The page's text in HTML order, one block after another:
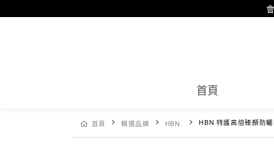
首頁
首頁 精選品牌 HBN HBN 特護高倍臻顏防曬